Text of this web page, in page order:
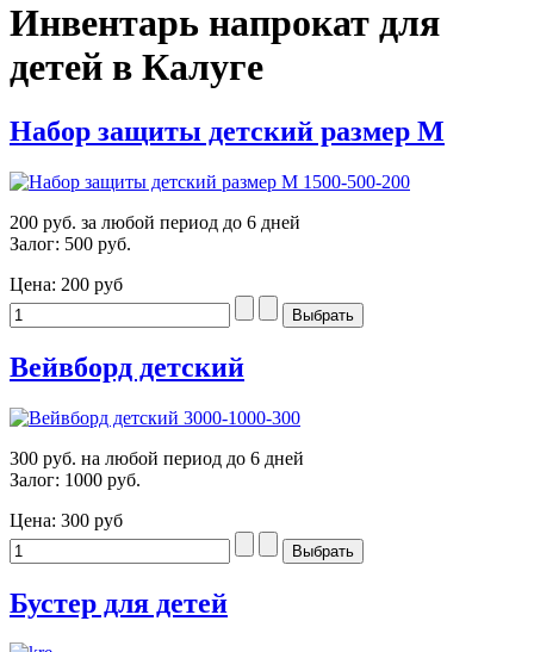
Инвентарь напрокат для
детей в Калуге
Набор защиты детский размер М
200 руб. за любой период до 6 дней
Залог: 500 руб.
Цена: 200 руб
Вейвборд детский
300 руб. на любой период до 6 дней
Залог: 1000 руб.
Цена: 300 руб
Бустер для детей